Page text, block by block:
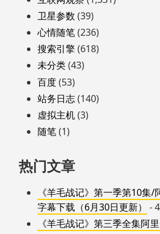
卫星参数 (39)
心情随笔(236)
搜索引擎(618)
未分类(43)
百度(53)
站务日志(140)
虚拟主机(3)
随笔(1)
热门文章
《羊毛战记》第一季第10集
字幕下载（6月30日更新）
-
《羊毛战记》第三季全集阿